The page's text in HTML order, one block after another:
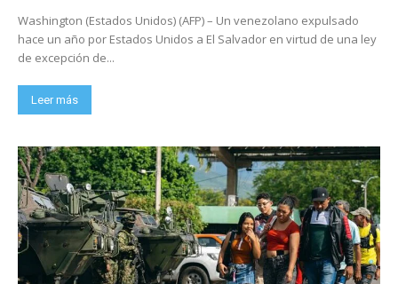
Washington (Estados Unidos) (AFP) – Un venezolano expulsado
hace un año por Estados Unidos a El Salvador en virtud de una ley
de excepción de...
Leer más